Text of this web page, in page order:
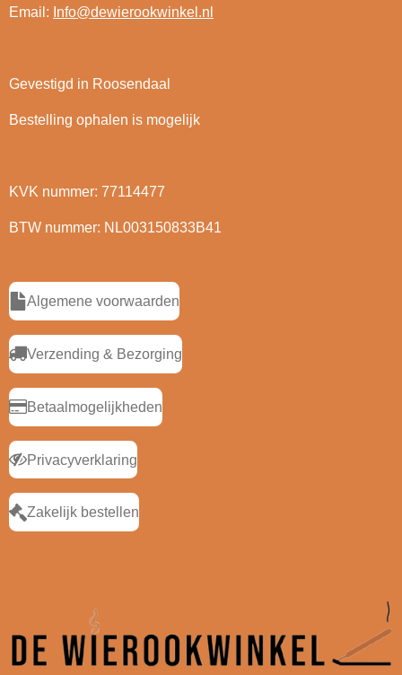
Email: Info@dewierookwinkel.nl
Gevestigd in Roosendaal
Bestelling ophalen is mogelijk
KVK nummer: 77114477
BTW nummer: NL003150833B41
Algemene voorwaarden
Verzending & Bezorging
Betaalmogelijkheden
Privacyverklaring
Zakelijk bestellen